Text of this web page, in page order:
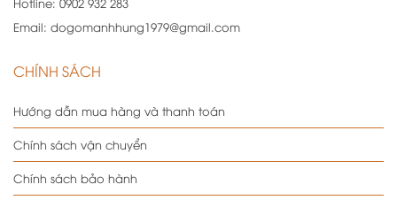
Email: dogomanhhung1979@gmail.com
CHÍNH SÁCH
Hướng dẫn mua hàng và thanh toán
Chính sách vận chuyển
Chính sách bảo hành